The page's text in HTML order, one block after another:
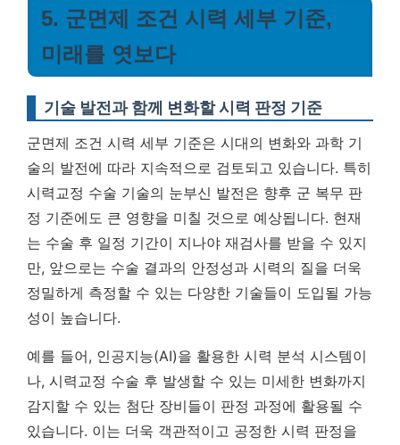
5. 군면제 조건 시력 세부 기준,
미래를 엿보다
기술 발전과 함께 변화할 시력 판정 기준
군면제 조건 시력 세부 기준은 시대의 변화와 과학 기
술의 발전에 따라 지속적으로 검토되고 있습니다. 특히
시력교정 수술 기술의 눈부신 발전은 향후 군 복무 판
정 기준에도 큰 영향을 미칠 것으로 예상됩니다. 현재
는 수술 후 일정 기간이 지나야 재검사를 받을 수 있지
만, 앞으로는 수술 결과의 안정성과 시력의 질을 더욱
정밀하게 측정할 수 있는 다양한 기술들이 도입될 가능
성이 높습니다.
예를 들어, 인공지능(AI)을 활용한 시력 분석 시스템이
나, 시력교정 수술 후 발생할 수 있는 미세한 변화까지
감지할 수 있는 첨단 장비들이 판정 과정에 활용될 수
있습니다. 이는 더욱 객관적이고 공정한 시력 판정을